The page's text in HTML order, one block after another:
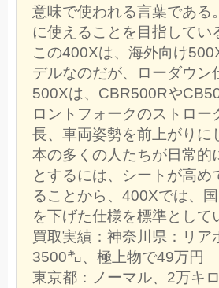
意味で使われる言葉である
に使えることを目指してい
この400Xは、海外向け
デルなのだが、ローダウン
500Xは、CBR500Rや
ロントフォークのストロー
長、車両姿勢を前上がりに
本の多くの人たちが日常的
とするには、シートが高め
ることから、400Xでは、
を下げた仕様を標準として
買取実績：神奈川県：リア
3500㌔、極上物で49万円
東京都：ノーマル、2万キ